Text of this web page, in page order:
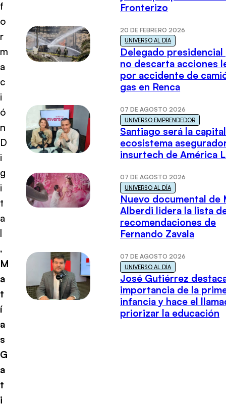
f
o
r
m
a
c
i
ó
n
D
i
g
i
t
a
l
,
M
a
t
í
a
s
G
a
t
i
Fronterizo
20 DE FEBRERO 2026
UNIVERSO AL DÍA
Delegado presidencial
no descarta acciones
por accidente de
gas en Renca
07 DE AGOSTO 2026
UNIVERSO EMPRENDEDOR
Santiago será la
ecosistema
insurtech de América
07 DE AGOSTO 2026
UNIVERSO AL DÍA
Nuevo documental de
Alberdi lidera la lista
recomendaciones de
Fernando Zavala
07 DE AGOSTO 2026
UNIVERSO AL DÍA
José Gutiérrez
importancia de la
infancia y hace el
priorizar la educación